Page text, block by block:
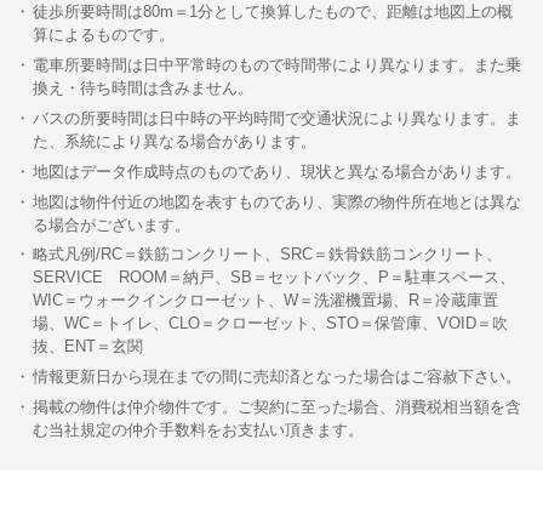
徒歩所要時間は80m＝1分として換算したもので、距離は地図上の概
算によるものです。
電車所要時間は日中平常時のもので時間帯により異なります。また乗
換え・待ち時間は含みません。
バスの所要時間は日中時の平均時間で交通状況により異なります。ま
た、系統により異なる場合があります。
地図はデータ作成時点のものであり、現状と異なる場合があります。
地図は物件付近の地図を表すものであり、実際の物件所在地とは異な
る場合がございます。
略式凡例/RC＝鉄筋コンクリート、SRC＝鉄骨鉄筋コンクリート、
SERVICE ROOM＝納戸、SB＝セットバック、P＝駐車スペース、
WIC＝ウォークインクローゼット、W＝洗濯機置場、R＝冷蔵庫置
場、WC＝トイレ、CLO＝クローゼット、STO＝保管庫、VOID＝吹
抜、ENT＝玄関
情報更新日から現在までの間に売却済となった場合はご容赦下さい。
掲載の物件は仲介物件です。ご契約に至った場合、消費税相当額を含
む当社規定の仲介手数料をお支払い頂きます。